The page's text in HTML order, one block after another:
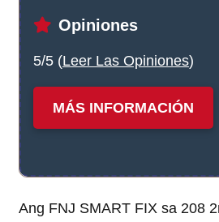
Opiniones
5/5 (Leer Las Opiniones)
MÁS INFORMACIÓN
Ang FNJ SMART FIX sa 208